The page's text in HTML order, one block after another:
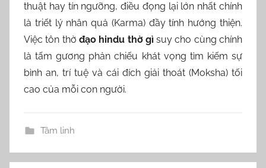
thuật hay tín ngưỡng, điều đọng lại lớn nhất chính
là triết lý nhân quả (Karma) đầy tính hướng thiện.
Việc tôn thờ đạo hindu thờ gìsuy cho cùng chính
là tấm gương phản chiếu khát vọng tìm kiếm sự
bình an, trí tuệ và cái đích giải thoát (Moksha) tối
cao của mỗi con người.
Tâm linh